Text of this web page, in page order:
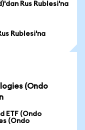
Rus Rublesi'na
Rublesi'na
(Ondo
ETF (Ondo
(Ondo